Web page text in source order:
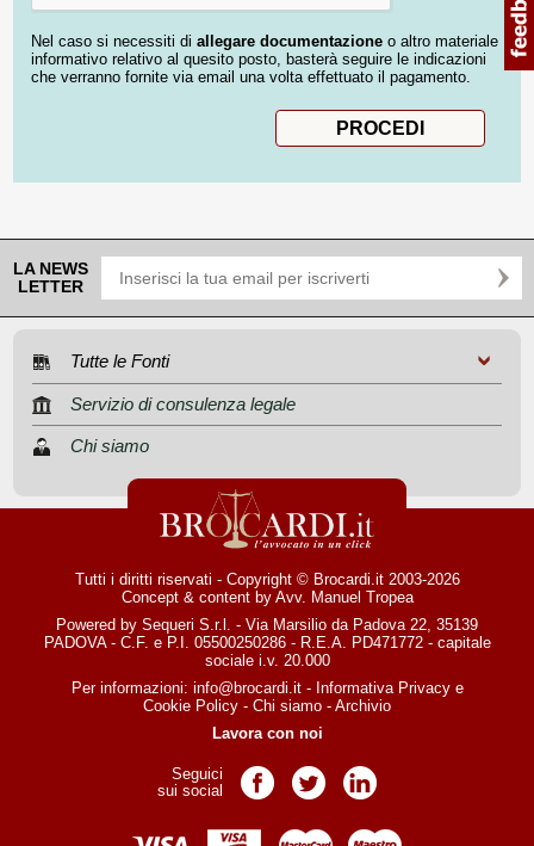
Nel caso si necessiti di allegare documentazione o altro materiale
informativo relativo al quesito posto, basterà seguire le indicazioni
che verranno fornite via email una volta effettuato il pagamento.
LA NEWS
LETTER
Tutte le Fonti
Servizio di consulenza legale
Chi siamo
Tutti i diritti riservati - Copyright © Brocardi.it 2003-2026
Concept & content by Avv. Manuel Tropea
Powered by Sequeri S.r.l. - Via Marsilio da Padova 22, 35139
PADOVA - C.F. e P.I. 05500250286 - R.E.A. PD471772 - capitale
sociale i.v. 20.000
Per informazioni: info@brocardi.it- Informativa Privacye
Cookie Policy - Chi siamo - Archivio
Lavora con noi
Seguici
sui social
Pagina Facebook
Pagina TwitterPagina LinkedIn